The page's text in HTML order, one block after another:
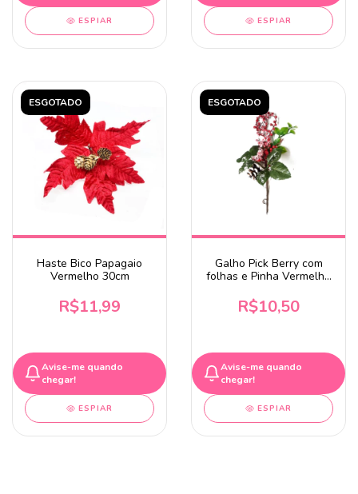
ESPIAR ESPIAR
ESGOTADO
Haste Bico Papagaio
Vermelho 30cm
R$11,99
Avise-me quando
chegar!
ESPIAR
ESGOTADO
Galho Pick Berry com
folhas e Pinha Vermelho
R$10,50
Avise-me quando
chegar!
ESPIAR